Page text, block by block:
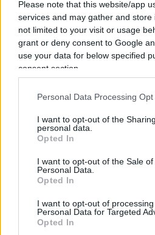
Please note that this website/app
services and may gather and
not limited to your visit or usage
grant or deny consent to Google
use your data for below specified
consent section.
Personal Data Processing
I want to opt-out of the
personal data.
Opted In
I want to opt-out of the Sale of
Personal Data.
Opted In
I want to opt-out of
Personal Data for Targeted
Opted In
In Francia arriva il
pass
Per “strategia” si intende la
una sorta disuper green
impedendo di fatto ai no
essere approvata dai
sottoporsi regolarmente a
basterà più. “Non voglio
prigione, non voglio
partire dal 15 gennaio, non
ristorante, non potrete più